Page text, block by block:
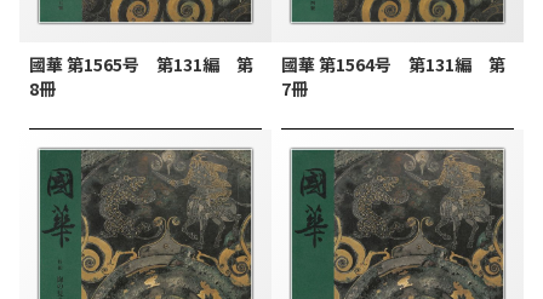
國華 第1565号 第131編 第
8冊
國華 第1564号 第131編 第
7冊